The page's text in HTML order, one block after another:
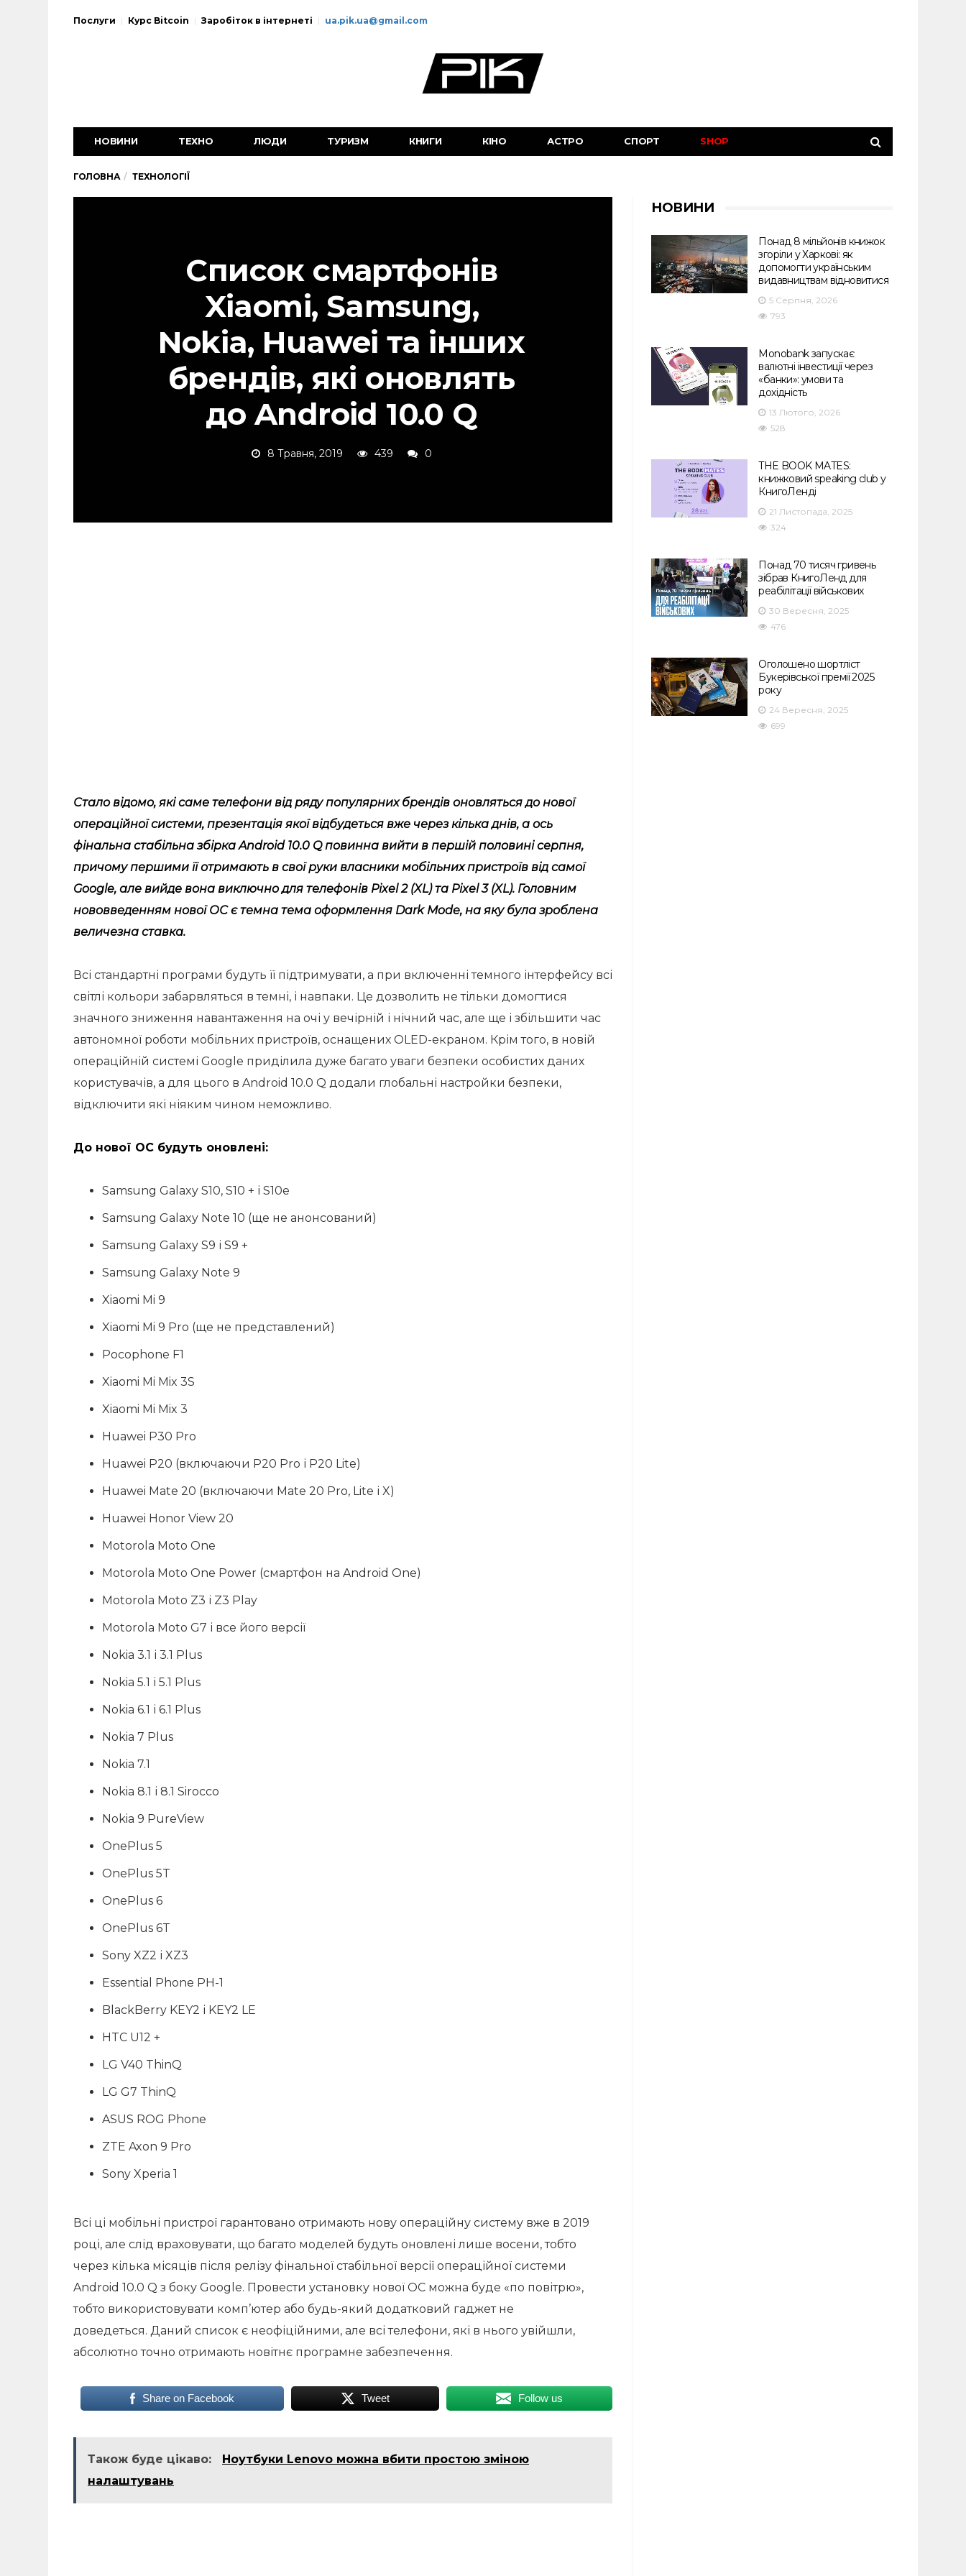
Послуги Курс Bitcoin Заробіток в інтернеті ua.pik.ua@gmail.com
НОВИНИ ТЕХНО ЛЮДИ ТУРИЗМ КНИГИ КІНО АСТРО СПОРТ SHOP
ГОЛОВНА ТЕХНОЛОГІЇ
Список смартфонів
Xiaomi, Samsung,
Nokia, Huawei та інших
брендів, які оновлять
до Android 10.0 Q
8 Травня, 2019 439 0
Стало відомо, які саме телефони від ряду популярних брендів оновляться до нової
операційної системи, презентація якої відбудеться вже через кілька днів, а ось
фінальна стабільна збірка Android 10.0 Q повинна вийти в першій половині серпня,
причому першими її отримають в свої руки власники мобільних пристроїв від самої
Google, але вийде вона виключно для телефонів Pixel 2 (XL) та Pixel 3 (XL). Головним
нововведенням нової ОС є темна тема оформлення Dark Mode, на яку була зроблена
величезна ставка.
Всі стандартні програми будуть її підтримувати, а при включенні темного інтерфейсу всі
світлі кольори забарвляться в темні, і навпаки. Це дозволить не тільки домогтися
значного зниження навантаження на очі у вечірній і нічний час, але ще і збільшити час
автономної роботи мобільних пристроїв, оснащених OLED-екраном. Крім того, в новій
операційній системі Google приділила дуже багато уваги безпеки особистих даних
користувачів, а для цього в Android 10.0 Q додали глобальні настройки безпеки,
відключити які ніяким чином неможливо.
До нової ОС будуть оновлені:
Samsung Galaxy S10, S10 + і S10e
Samsung Galaxy Note 10 (ще не анонсований)
Samsung Galaxy S9 і S9 +
Samsung Galaxy Note 9
Xiaomi Mi 9
Xiaomi Mi 9 Pro (ще не представлений)
Pocophone F1
Xiaomi Mi Mix 3S
Xiaomi Mi Mix 3
Huawei P30 Pro
Huawei P20 (включаючи P20 Pro і P20 Lite)
Huawei Mate 20 (включаючи Mate 20 Pro, Lite і X)
Huawei Honor View 20
Motorola Moto One
Motorola Moto One Power (смартфон на Android One)
Motorola Moto Z3 і Z3 Play
Motorola Moto G7 і все його версії
Nokia 3.1 і 3.1 Plus
Nokia 5.1 і 5.1 Plus
Nokia 6.1 і 6.1 Plus
Nokia 7 Plus
Nokia 7.1
Nokia 8.1 і 8.1 Sirocco
Nokia 9 PureView
OnePlus 5
OnePlus 5T
OnePlus 6
OnePlus 6T
Sony XZ2 і XZ3
Essential Phone PH-1
BlackBerry KEY2 і KEY2 LE
HTC U12 +
LG V40 ThinQ
LG G7 ThinQ
ASUS ROG Phone
ZTE Axon 9 Pro
Sony Xperia 1
Всі ці мобільні пристрої гарантовано отримають нову операційну систему вже в 2019
році, але слід враховувати, що багато моделей будуть оновлені лише восени, тобто
через кілька місяців після релізу фінальної стабільної версії операційної системи
Android 10.0 Q з боку Google. Провести установку нової ОС можна буде «по повітрю»,
тобто використовувати комп’ютер або будь-який додатковий гаджет не
доведеться. Даний список є неофіційними, але всі телефони, які в нього увійшли,
абсолютно точно отримають новітнє програмне забезпечення.
Share on Facebook Tweet Follow us
Також буде цікаво:
Ноутбуки Lenovo можна вбити простою зміною
налаштувань
НОВИНИ
Понад 8 мільйонів книжок
згоріли у Харкові: як
допомогти українським
видавництвам відновитися
5 Серпня, 2026
793
Monobank запускає
валютні інвестиції через
«банки»: умови та
дохідність
13 Лютого, 2026
528
THE BOOK MATES:
книжковий speaking club у
КнигоЛенді
21 Листопада, 2025
324
Понад 70 тисяч гривень
зібрав КнигоЛенд для
реабілітації військових
30 Вересня, 2025
476
Оголошено шортліст
Букерівської премії 2025
року
24 Вересня, 2025
699